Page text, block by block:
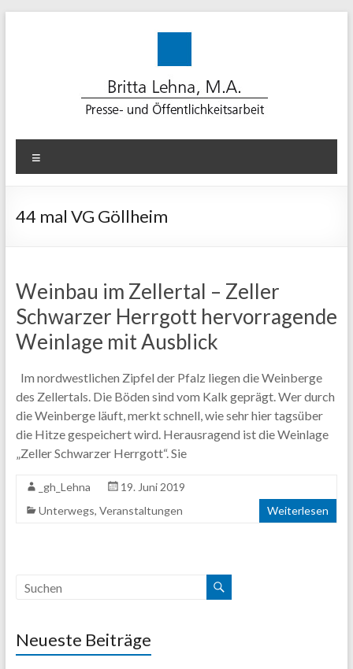
Lehna-
PR
für
Beratung.
Konzept.
Medienarbeit.
Text.
Content.
44 mal VG Göllheim
Weinbau im Zellertal – Zeller
Schwarzer Herrgott hervorragende
Weinlage mit Ausblick
Im nordwestlichen Zipfel der Pfalz liegen die Weinberge
des Zellertals. Die Böden sind vom Kalk geprägt. Wer durch
die Weinberge läuft, merkt schnell, wie sehr hier tagsüber
die Hitze gespeichert wird. Herausragend ist die Weinlage
„Zeller Schwarzer Herrgott“. Sie
_gh_Lehna
19. Juni 2019
Unterwegs, Veranstaltungen Weiterlesen
Neueste Beiträge